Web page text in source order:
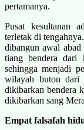
pertamanya.
Pusat kesultanan
terletak di
dibangun awal
tiang bendera
sehingga menjadi
wilayah buton dari
dikibarkan bendera
dikibarkan sang
Empat falsafah